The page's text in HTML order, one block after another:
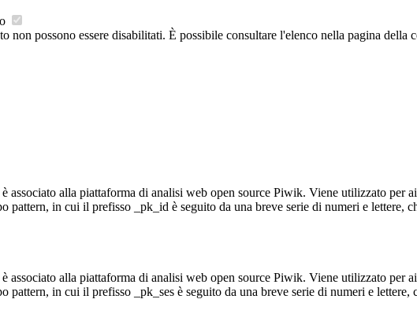
non possono essere disabilitati. È possibile consultare l'elenco nella pagina della
associato alla piattaforma di analisi web open source Piwik. Viene utilizzato
pattern, in cui il prefisso _pk_id è seguito da una breve serie di numeri e
associato alla piattaforma di analisi web open source Piwik. Viene utilizzato
pattern, in cui il prefisso _pk_ses è seguito da una breve serie di numeri e